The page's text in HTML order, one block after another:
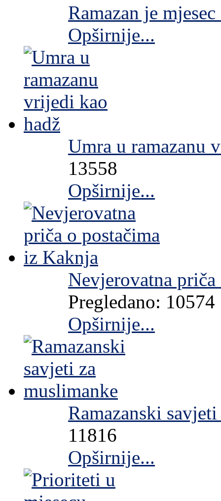
Ramazan je
Opširnije...
Umra u ramazanu
13558
Opširnije...
Nevjerovatna
Pregledano: 10574
Opširnije...
Ramazanski
11816
Opširnije...